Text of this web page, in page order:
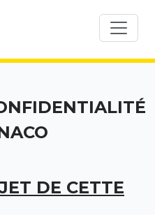
DE CETTE